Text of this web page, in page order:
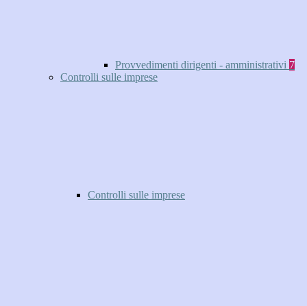
Provvedimenti dirigenti - amministrativi 7
Controlli sulle imprese
Controlli sulle imprese